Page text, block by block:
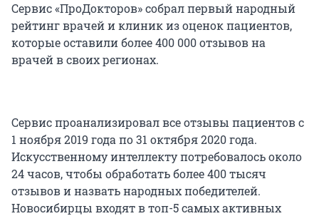
Сервис «ПроДокторов» собрал первый народный
рейтинг врачей и клиник из оценок пациентов,
которые оставили более 400 000 отзывов на
врачей в своих регионах.
Сервис проанализировал все отзывы пациентов с
1 ноября 2019 года по 31 октября 2020 года.
Искусственному интеллекту потребовалось около
24 часов, чтобы обработать более 400 тысяч
отзывов и назвать народных победителей.
Новосибирцы входят в топ-5 самых активных